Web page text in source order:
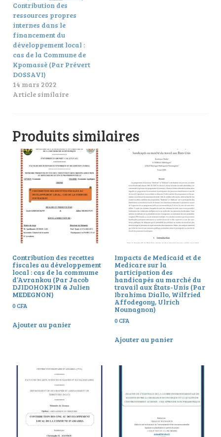
Contribution des
ressources propres
internes dans le
financement du
développement local :
cas de la Commune de
Kpomassè (Par Prévert
DOSSAVI)
14 mars 2022
Article similaire
Produits similaires
Contribution des recettes
fiscales au développement
local : cas de la commume
d’Avrankou (Par Jacob
DJIDOHOKPIN & Julien
MEDEGNON)
0CFA
Ajouter au panier
Impacts de Medicaid et de
Medicare sur la
participation des
handicapés au marché du
travail aux États-Unis (Par
Ibrahima Diallo, Wilfried
Affodegony, Ulrich
Nounagnon)
0CFA
Ajouter au panier